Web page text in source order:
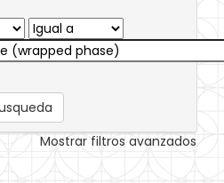
Mostrar filtros avanzados